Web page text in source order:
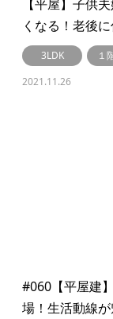
【平屋】子供
くなる！老後
3LDK
１
2021.11.26
#060【平屋建
場！生活動線